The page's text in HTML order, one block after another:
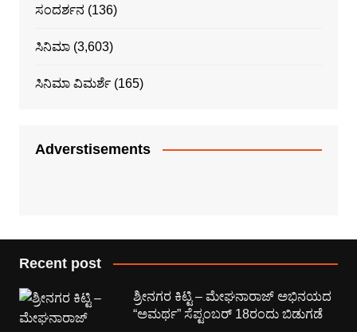
ಸಂದರ್ಶನ (136)
ಸಿನಿಮಾ(3,603)
ಸಿನಿಮಾ ವಿಮರ್ಶೆ(165)
Adverstisements
Recent post
ಶ್ರೀನಗರ ಕಿಟ್ಟಿ – ಮೇಘನಾರಾಜ್ ಅಭಿನಯದ
“ಅಮರ್ಥ” ಸೆಪ್ಟಂಬರ್ 18ರಂದು ಬಿಡುಗಡೆ